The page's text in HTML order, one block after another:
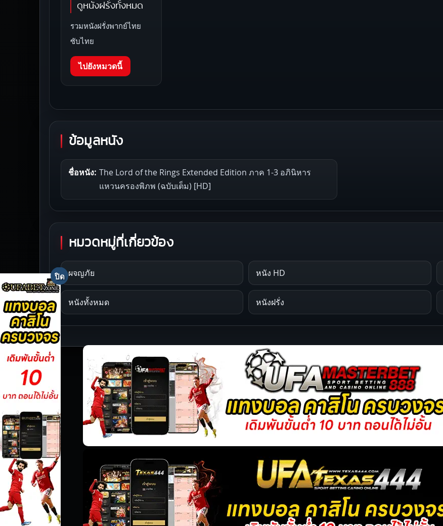
ดูหนังฝรั่งทั้งหมด
รวมหนังฝรั่งพากย์ไทย
ซับไทย
ไปยังหมวดนี้
ข้อมูลหนัง
ชื่อหนัง: The Lord of the Rings Extended Edition ภาค 1-3 อภินิหาร
แหวนครองพิภพ (ฉบับเต็ม) [HD]
หมวดหมู่ที่เกี่ยวข้อง
ผจญภัย หนัง HD
หนังทั้งหมด หนังฝรั่ง